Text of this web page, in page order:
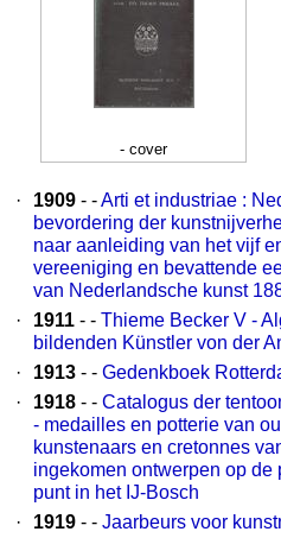
- cover
· 1909 - -Arti et industriae :
bevordering der
naar aanleiding van het vijf
vereeniging en bevattende
van Nederlandsche kunst
·
1911 - - Thieme Becker V -
bildenden Künstler von der
·
1913 - - Gedenkboek
·
1918 - - Catalogus der
- medailles en potterie van
kunstenaars en cretonnes
ingekomen ontwerpen op de
punt in het IJ-Bosch
·
1919 - - Jaarbeurs voor